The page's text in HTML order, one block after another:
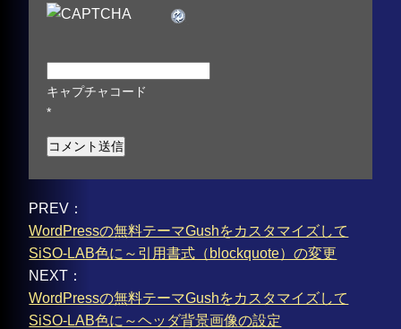
キャプチャコード
*
PREV：
WordPressの無料テーマGushをカスタマイズして
SiSO-LAB色に～引用書式（blockquote）の変更
NEXT：
WordPressの無料テーマGushをカスタマイズして
SiSO-LAB色に～ヘッダ背景画像の設定